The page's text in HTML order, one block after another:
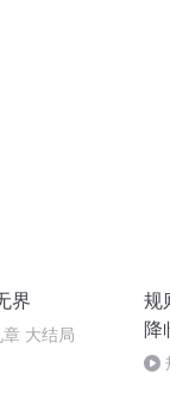
界
大结局
规
降